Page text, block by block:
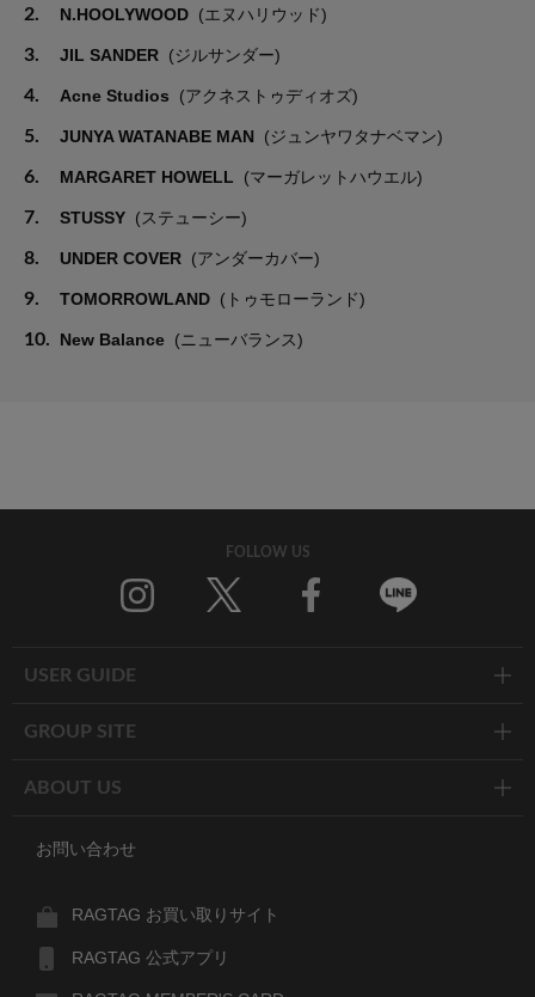
2. N.HOOLYWOOD (エヌハリウッド)
3. JIL SANDER (ジルサンダー)
4. Acne Studios (アクネストゥディオズ)
5. JUNYA WATANABE MAN (ジュンヤワタナベマン)
6. MARGARET HOWELL (マーガレットハウエル)
7. STUSSY (ステューシー)
8. UNDER COVER (アンダーカバー)
9. TOMORROWLAND (トゥモローランド)
10. New Balance (ニューバランス)
FOLLOW US
USER GUIDE
GROUP SITE
ABOUT US
お問い合わせ
RAGTAG お買い取りサイト
RAGTAG 公式アプリ